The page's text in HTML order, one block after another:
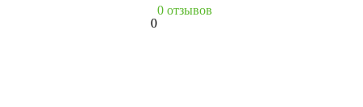
0
0 отзывов